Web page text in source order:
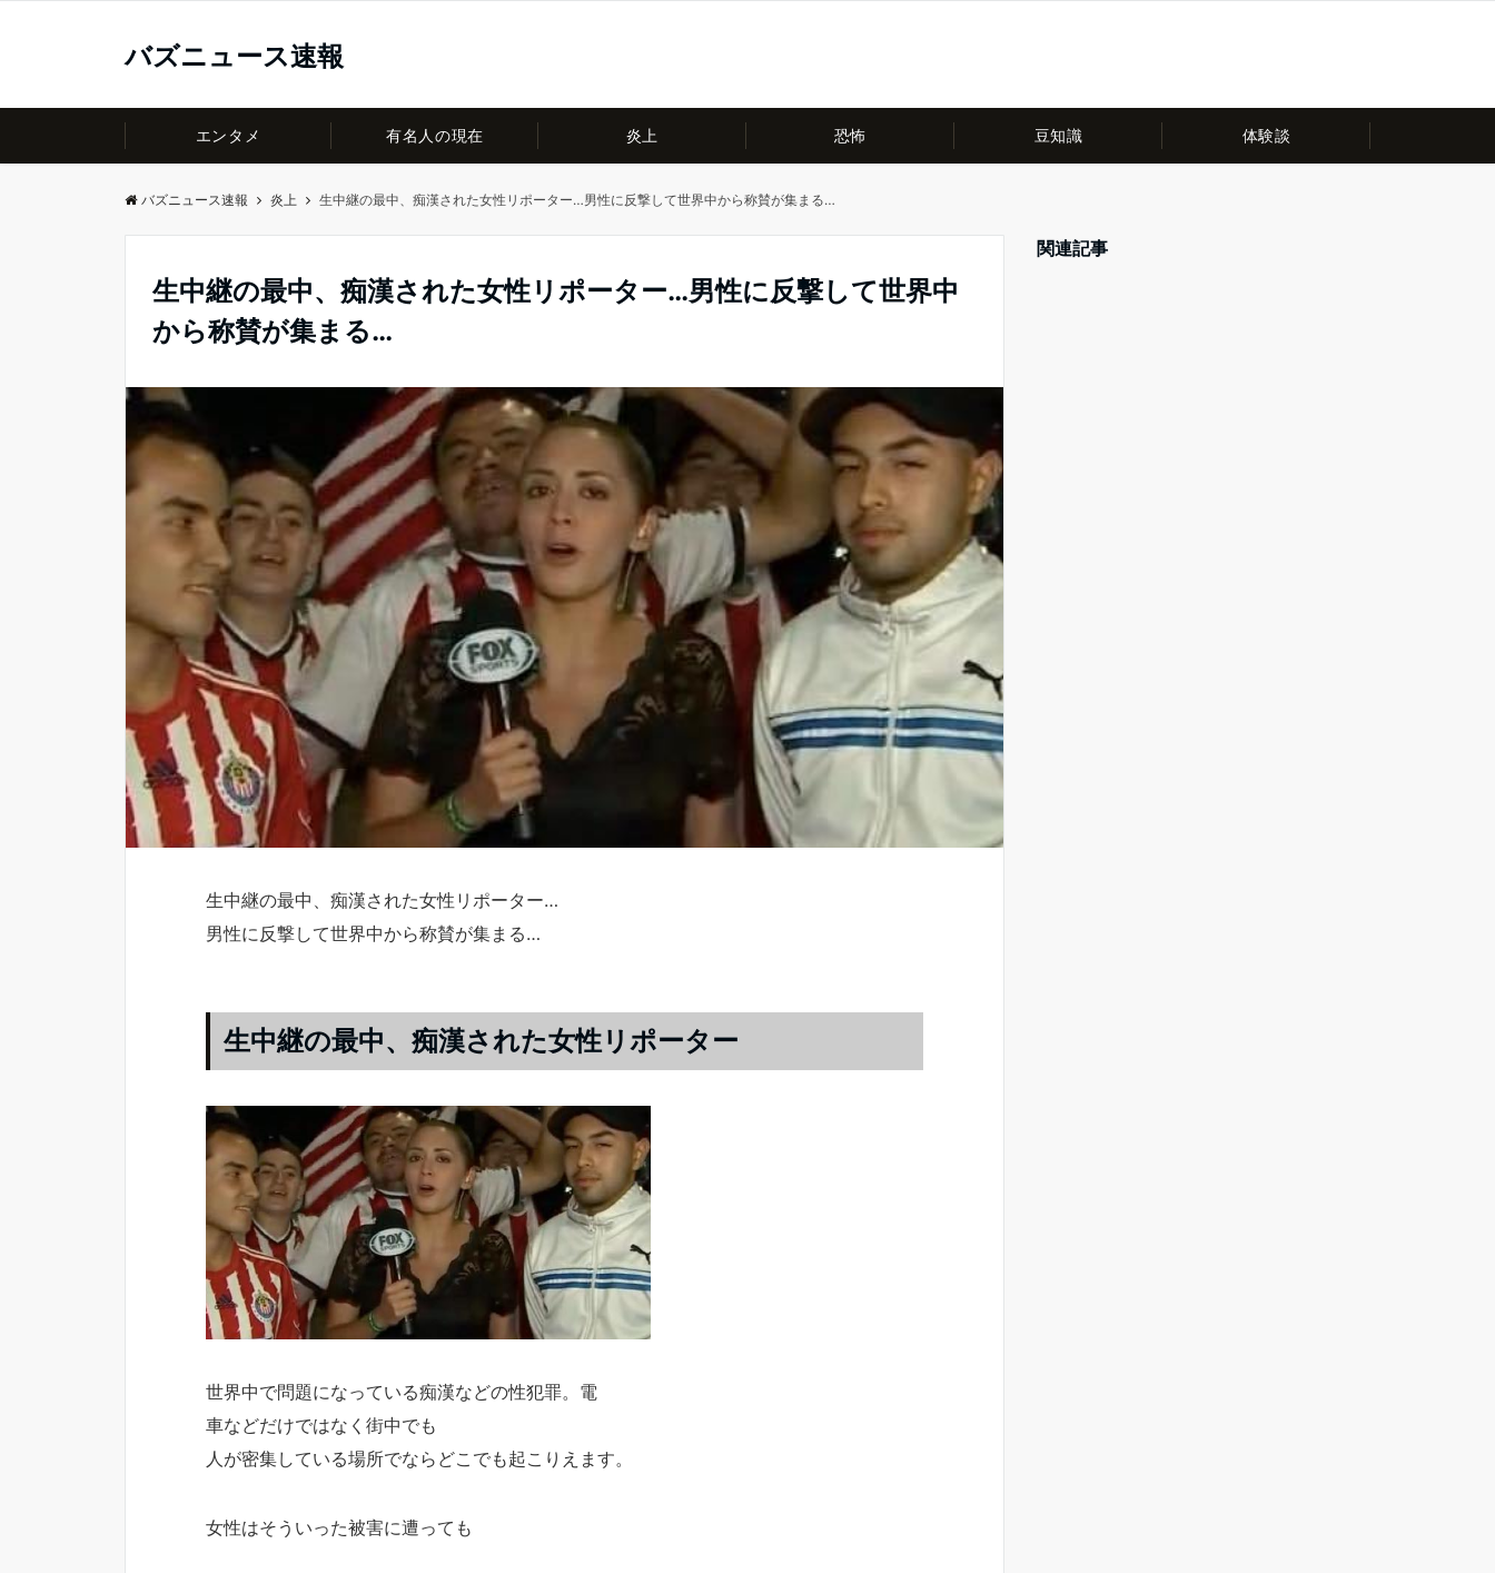
バズニュース速報
エンタメ 有名人の現在 炎上 恐怖 豆知識 体験談
バズニュース速報 炎上 生中継の最中、痴漢された女性リポーター…男性に反撃して世界中から称賛が集まる…
生中継の最中、痴漢された女性リポーター…男性に反撃して世界中
から称賛が集まる…
生中継の最中、痴漢された女性リポーター…
男性に反撃して世界中から称賛が集まる…
生中継の最中、痴漢された女性リポーター
世界中で問題になっている痴漢などの性犯罪。電
車などだけではなく街中でも
人が密集している場所でならどこでも起こりえます。
女性はそういった被害に遭っても
関連記事